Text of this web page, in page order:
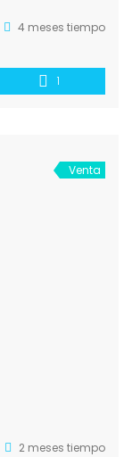
4 meses tiempo
1
Venta
2 meses tiempo